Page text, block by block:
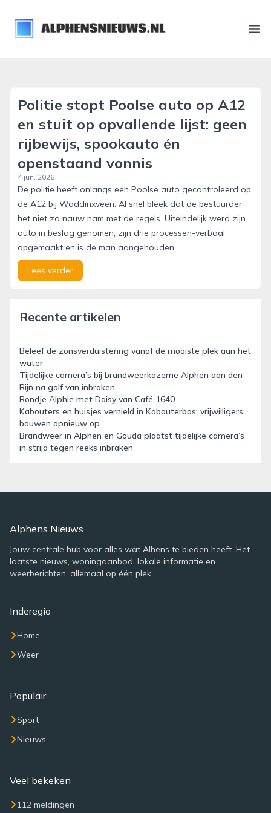
alphensnieuws.nl
Politie stopt Poolse auto op A12
en stuit op opvallende lijst: geen
rijbewijs, spookauto én
openstaand vonnis
4 jun. 2026
De politie heeft onlangs een Poolse auto gecontroleerd op
de A12 bij Waddinxveen. Al snel bleek dat de bestuurder
het niet zo nauw nam met de regels. Uiteindelijk werd zijn
auto in beslag genomen, zijn drie processen-verbaal
opgemaakt en is de man aangehouden.
Lees verder
Recente artikelen
Beleef de zonsverduistering vanaf de mooiste plek aan het
water
Tijdelijke camera’s bij brandweerkazerne Alphen aan den
Rijn na golf van inbraken
Rondje Alphie met Daisy van Café 1640
Kabouters en huisjes vernield in Kabouterbos: vrijwilligers
bouwen opnieuw op
Brandweer in Alphen en Gouda plaatst tijdelijke camera’s
in strijd tegen reeks inbraken
Alphens Nieuws
Jouw centrale hub voor alles wat Alhens te bieden heeft. Het
laatste nieuws, woningaanbod, lokale informatie en
weerberichten, allemaal op één plek.
Inderegio
Home
Weer
Populair
Sport
Nieuws
Veel bekeken
112 meldingen